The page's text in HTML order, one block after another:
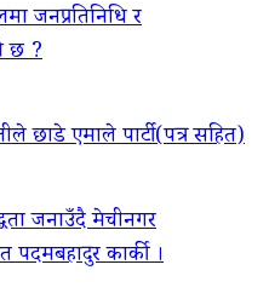
जनप्रतिनिधि र
छ ?
छाडे एमाले पार्टी(पत्र सहित)
जनाउँदै मेचीनगर
कार्की ।